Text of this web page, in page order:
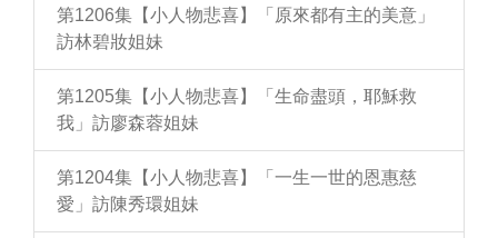
第1206集【小人物悲喜】「原來都有主的美意」
訪林碧妝姐妹
第1205集【小人物悲喜】「生命盡頭，耶穌救
我」訪廖森蓉姐妹
第1204集【小人物悲喜】「一生一世的恩惠慈
愛」訪陳秀環姐妹